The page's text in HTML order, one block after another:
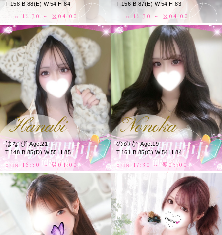
T.158 B.88(E) W.54 H.84
OPEN. 16:30 ～ 翌04:00
T.156 B.87(E) W.54 H.83
OPEN. 16:30 ～ 翌04:00
Hanabi
はなびAge.21
T.148 B.85(D) W.55 H.85
OPEN. 16:30 ～ 翌04:00
Nonoka
ののかAge.19
T.161 B.85(C) W.54 H.84
OPEN. 17:30 ～ 翌05:00